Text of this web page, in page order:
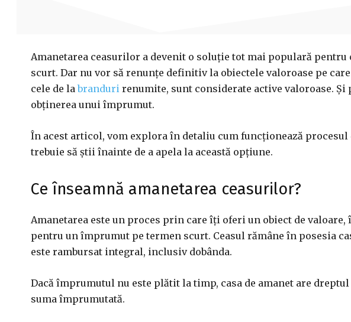
Amanetarea ceasurilor a devenit o soluție tot mai populară pentru
scurt. Dar nu vor să renunțe definitiv la obiectele valoroase pe
cele de labranduri renumite, sunt considerate active valoroase.
obținerea unui împrumut.
În acest articol, vom explora în detaliu cum funcționează procesul
trebuie să știi înainte de a apela la această opțiune.
Ce înseamnă amanetarea ceasurilor?
Amanetarea este un proces prin care îți oferi un obiect de valoare,
pentru un împrumut pe termen scurt. Ceasul rămâne în posesia
este rambursat integral, inclusiv dobânda.
Dacă împrumutul nu este plătit la timp, casa de amanet are
suma împrumutată.